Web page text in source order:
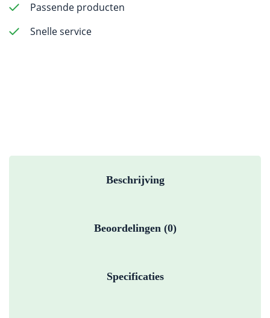
19mm
FG
Passende producten
Snelle service
Beschrijving
Beoordelingen (0)
Specificaties